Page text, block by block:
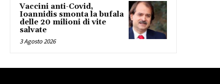
Vaccini anti-Covid,
Ioannidis smonta la bufala
delle 20 milioni di vite
salvate
3 Agosto 2026